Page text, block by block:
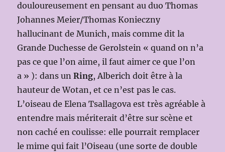
douloureusement en pensant au duo Thomas
Johannes Meier/Thomas Konieczny
hallucinant de Munich, mais comme dit la
Grande Duchesse de Gerolstein « quand on n’a
pas ce que l’on aime, il faut aimer ce que l’on
a » ): dans unRing, Alberich doit être à la
hauteur de Wotan, et ce n’est pas le cas.
L’oiseau de Elena Tsallagova est très agréable à
entendre mais mériterait d’être sur scène et
non caché en coulisse: elle pourrait remplacer
le mime qui fait l’Oiseau (une sorte de double